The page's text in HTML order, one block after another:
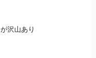
沢山あり